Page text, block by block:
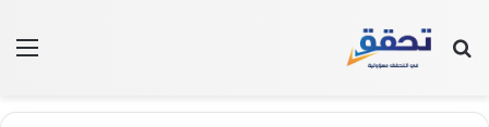
بحث عن